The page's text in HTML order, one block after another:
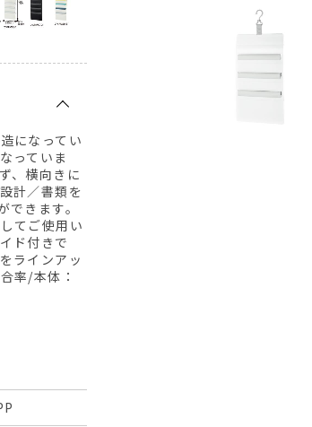
になってい
っていま
、横向きに
計／書類を
きます。
てご使用い
ド付きで
ラインアッ
率/本体：